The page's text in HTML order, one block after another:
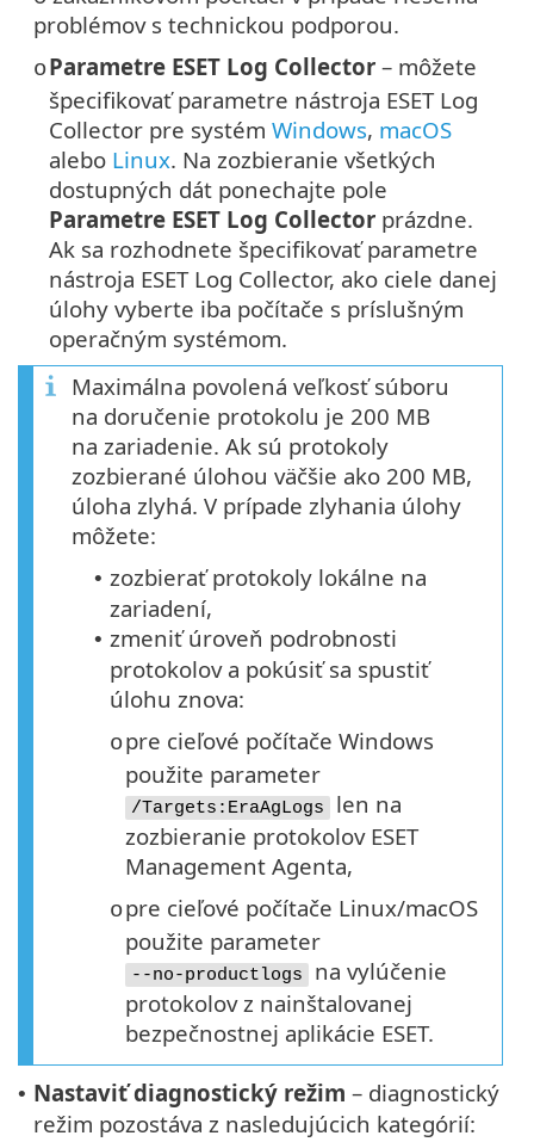
problémov s technickou podporou.
oParametre ESET Log Collector – môžete
špecifikovať parametre nástroja ESET Log
Collector pre systém Windows, macOS
alebo Linux. Na zozbieranie všetkých
dostupných dát ponechajte pole
Parametre ESET Log Collector prázdne.
Ak sa rozhodnete špecifikovať parametre
nástroja ESET Log Collector, ako ciele danej
úlohy vyberte iba počítače s príslušným
operačným systémom.
Maximálna povolená veľkosť súboru
na doručenie protokolu je 200 MB
na zariadenie. Ak sú protokoly
zozbierané úlohou väčšie ako 200 MB,
úloha zlyhá. V prípade zlyhania úlohy
môžete:
• zozbierať protokoly lokálne na
zariadení,
• zmeniť úroveň podrobnosti
protokolov a pokúsiť sa spustiť
úlohu znova:
opre cieľové počítače Windows
použite parameter
/Targets:EraAgLogs
len na
zozbieranie protokolov ESET
Management Agenta,
opre cieľové počítače Linux/macOS
použite parameter
--no-productlogs
na vylúčenie
protokolov z nainštalovanej
bezpečnostnej aplikácie ESET.
• Nastaviť diagnostický režim – diagnostický
režim pozostáva z nasledujúcich kategórií: